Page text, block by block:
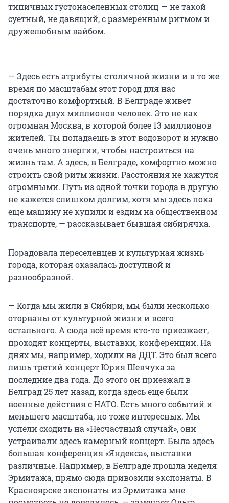
типичных густонаселенных столиц — не такой
суетный, не давящий, с размеренным ритмом и
дружелюбным вайбом.
— Здесь есть атрибуты столичной жизни и в то же
время по масштабам этот город для нас
достаточно комфортный. В Белграде живет
порядка двух миллионов человек. Это не как
огромная Москва, в которой более 13 миллионов
жителей. Ты попадаешь в этот водоворот и нужно
очень много энергии, чтобы настроиться на
жизнь там. А здесь, в Белграде, комфортно можно
строить свой ритм жизни. Расстояния не кажутся
огромными. Путь из одной точки города в другую
не кажется слишком долгим, хотя мы здесь пока
еще машину не купили и ездим на общественном
транспорте, — рассказывает бывшая сибирячка.
Порадовала переселенцев и культурная жизнь
города, которая оказалась доступной и
разнообразной.
— Когда мы жили в Сибири, мы были несколько
оторваны от культурной жизни и всего
остального. А сюда всё время кто-то приезжает,
проходят концерты, выставки, конференции. На
днях мы, например, ходили на ДДТ. Это был всего
лишь третий концерт Юрия Шевчука за
последние два года. До этого он приезжал в
Белград 25 лет назад, когда здесь еще были
военные действия с НАТО. Есть много событий и
меньшего масштаба, но тоже интересных. Мы
успели сходить на «Несчастный случай», они
устраивали здесь камерный концерт. Была здесь
большая конференция «Яндекса», выставки
различные. Например, в Белграде прошла неделя
Эрмитажа, прямо сюда привозили экспонаты. В
Красноярске экспонаты из Эрмитажа мне